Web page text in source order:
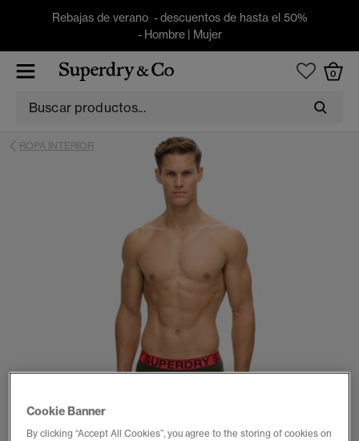
Rebajas de verano - descuentos de hasta el 50%
- Hombre| Mujer
0
ROPA INTERIOR
Cookie Banner
By clicking “Accept All Cookies”, you agree to the storing of cookies on